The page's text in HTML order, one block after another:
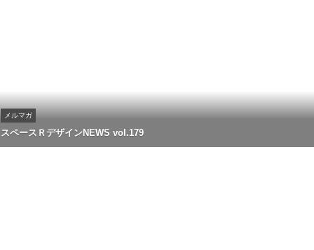
メルマガ
スペースＲデザインNEWS vol.179